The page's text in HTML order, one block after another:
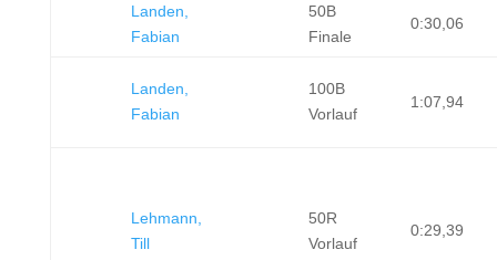
Landen,
Fabian
50B
Finale
0:30,06
Landen,
Fabian
100B
Vorlauf
1:07,94
Lehmann,
Till
50R
Vorlauf
0:29,39